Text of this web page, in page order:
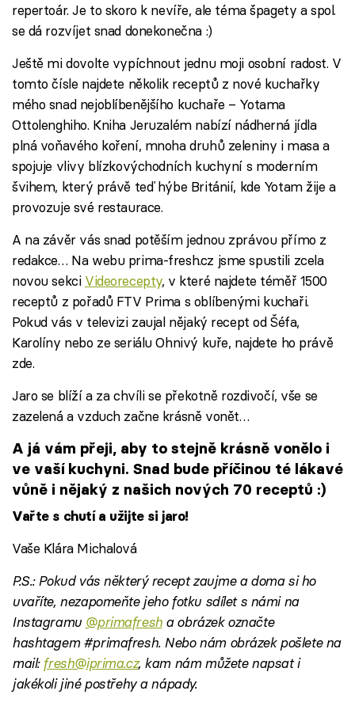
repertoár. Je to skoro k nevíře, ale téma špagety a spol.
se dá rozvíjet snad donekonečna :)
Ještě mi dovolte vypíchnout jednu moji osobní radost. V
tomto čísle najdete několik receptů z nové kuchařky
mého snad nejoblíbenějšího kuchaře – Yotama
Ottolenghiho. Kniha Jeruzalém nabízí nádherná jídla
plná voňavého koření, mnoha druhů zeleniny i masa a
spojuje vlivy blízkovýchodních kuchyní s moderním
švihem, který právě teď hýbe Británií, kde Yotam žije a
provozuje své restaurace.
A na závěr vás snad potěším jednou zprávou přímo z
redakce… Na webu prima-fresh.cz jsme spustili zcela
novou sekci Videorecepty, v které najdete téměř 1500
receptů z pořadů FTV Prima s oblíbenými kuchaři.
Pokud vás v televizi zaujal nějaký recept od Šéfa,
Karolíny nebo ze seriálu Ohnivý kuře, najdete ho právě
zde.
Jaro se blíží a za chvíli se překotně rozdivočí, vše se
zazelená a vzduch začne krásně vonět…
A já vám přeji, aby to stejně krásně vonělo i
ve vaší kuchyni. Snad bude příčinou té lákavé
vůně i nějaký z našich nových 70 receptů :)
Vařte s chutí a užijte si jaro!
Vaše Klára Michalová
P.S.: Pokud vás některý recept zaujme a doma si ho
uvaříte, nezapomeňte jeho fotku sdílet s námi na
Instagramu @primafresha obrázek označte
hashtagem #primafresh. Nebo nám obrázek pošlete na
mail: fresh@iprima.cz, kam nám můžete napsat i
jakékoli jiné postřehy a nápady.